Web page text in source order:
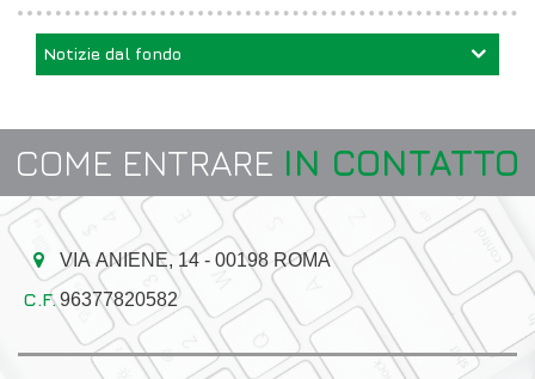
Notizie dal fondo
COME ENTRARE IN CONTATTO
VIA ANIENE, 14 - 00198 ROMA
96377820582